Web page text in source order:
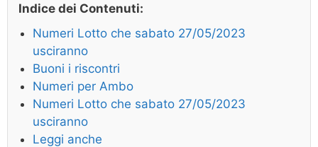
Indice dei Contenuti:
Numeri Lotto che sabato 27/05/2023
usciranno
Buoni i riscontri
Numeri per Ambo
Numeri Lotto che sabato 27/05/2023
usciranno
Leggi anche